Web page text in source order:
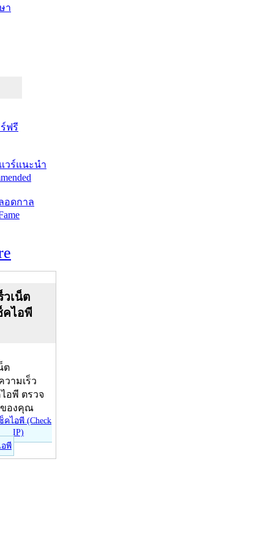
า
ฟรี
วร์แนะนำ
อดกาล
วเน็ต
คไอพี
ต
วามเร็ว
อพี ตรวจ
ของคุณ
อพี